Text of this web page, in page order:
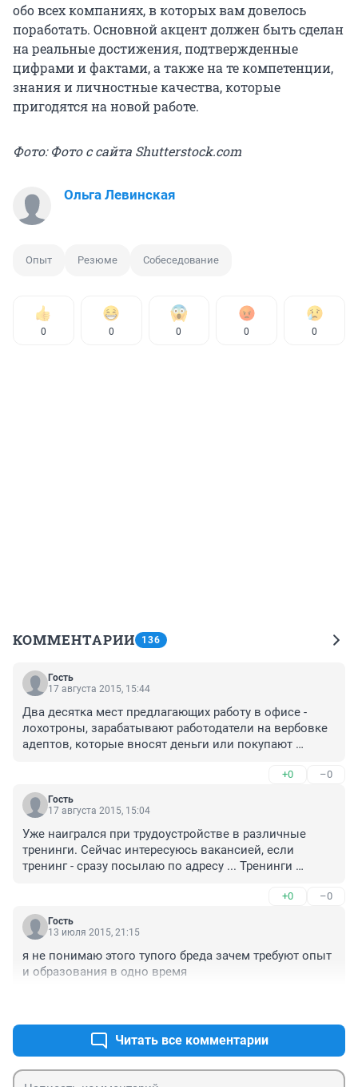
обо всех компаниях, в которых вам довелось
поработать. Основной акцент должен быть сделан
на реальные достижения, подтвержденные
цифрами и фактами, а также на те компетенции,
знания и личностные качества, которые
пригодятся на новой работе.
Фото: Фото с сайта Shutterstock.com
Ольга Левинская
Опыт Резюме Собеседование
0 0 0 0 0
КОММЕНТАРИИ 136
Гость
17 августа 2015, 15:44
Два десятка мест предлагающих работу в офисе -
лохотроны, зарабатывают работодатели на вербовке
адептов, которые вносят деньги или покупают
+0 –0
Гость
17 августа 2015, 15:04
Уже наигрался при трудоустройстве в различные
тренинги. Сейчас интересуюсь вакансией, если
тренинг - сразу посылаю по адресу ... Тренинги
тренинги и навязывают свои услуги работодателям.
Проще договориться с ИП-шникам без всяких понтов,
конкретно условия и объём работы - исполнение
понятно: объём = оплата.
+0 –0
Гость
13 июля 2015, 21:15
я не понимаю этого тупого бреда зачем требуют опыт
и образования в одно время
Читать все комментарии